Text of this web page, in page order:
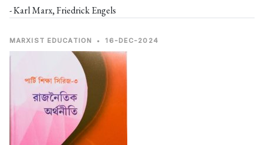
- Karl Marx, Friedrick Engels
MARXIST EDUCATION • 16-DEC-2024